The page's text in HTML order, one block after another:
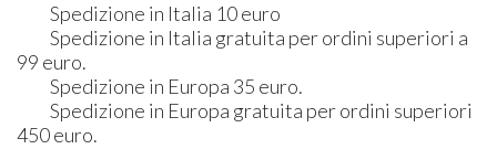
Spedizione in Italia 10 euro
Spedizione in Italia gratuita per ordini superiori a
99 euro.
Spedizione in Europa 35 euro.
Spedizione in Europa gratuita per ordini superiori
450 euro.